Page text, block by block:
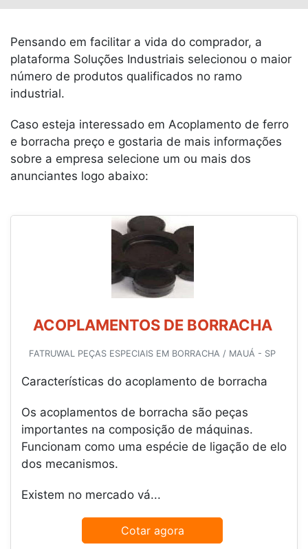
Pensando em facilitar a vida do comprador, a
plataforma Soluções Industriais selecionou o maior
número de produtos qualificados no ramo
industrial.
Caso esteja interessado em Acoplamento de ferro
e borracha preço e gostaria de mais informações
sobre a empresa selecione um ou mais dos
anunciantes logo abaixo:
ACOPLAMENTOS DE BORRACHA
FATRUWAL PEÇAS ESPECIAIS EM BORRACHA / MAUÁ - SP
Características do acoplamento de borracha
Os acoplamentos de borracha são peças
importantes na composição de máquinas.
Funcionam como uma espécie de ligação de elo
dos mecanismos.
Existem no mercado vá...
Cotar agora